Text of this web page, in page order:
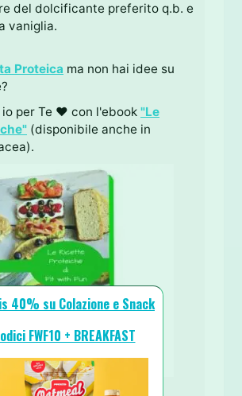
del dolcificante preferito q.b. e
vaniglia.
Proteica ma non hai idee su
io per Te ♥ con l'ebook "Le
(disponibile anche in
per una fetta:
40% su Colazione e Snack
FWF10 + BREAKFAST